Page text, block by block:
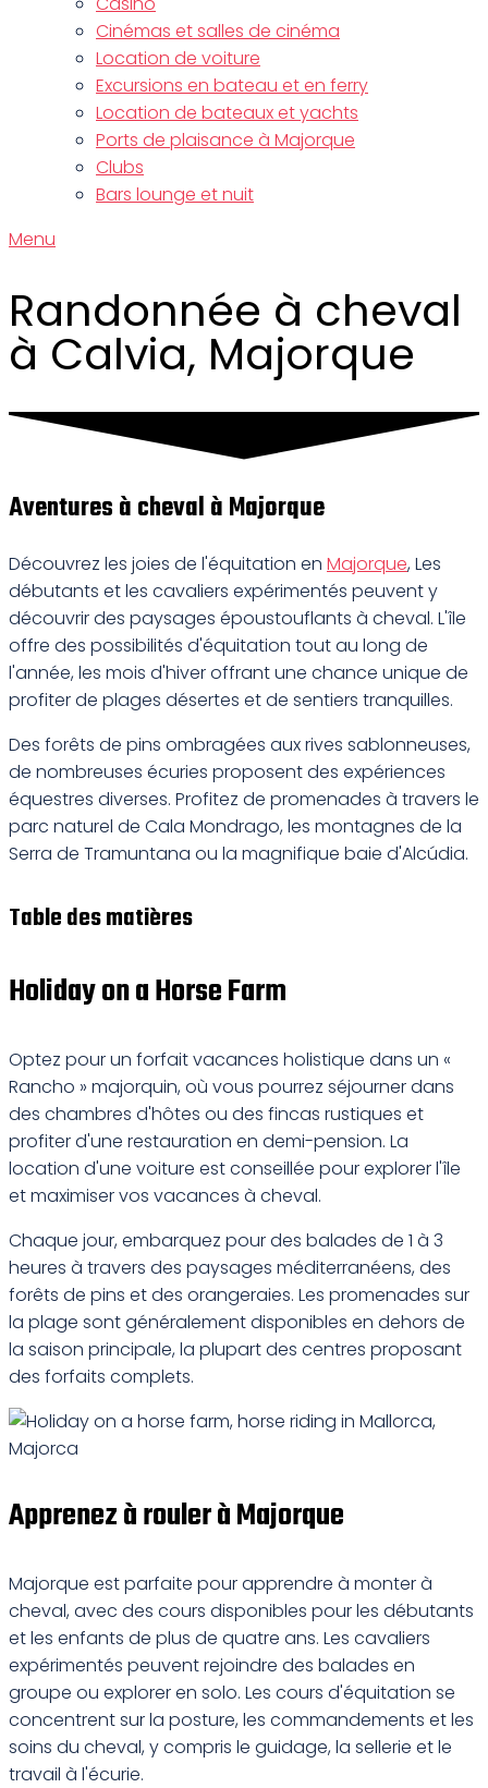
Cinémas et salles de cinéma
Location de voiture
Excursions en bateau et en ferry
Location de bateaux et yachts
Ports de plaisance à Majorque
Clubs
Bars lounge et nuit
Menu
Randonnée à cheval
à Calvia, Majorque
Aventures à cheval à Majorque
Découvrez les joies de l'équitation en Majorque, Les
débutants et les cavaliers expérimentés peuvent y
découvrir des paysages époustouflants à cheval. L'île
offre des possibilités d'équitation tout au long de
l'année, les mois d'hiver offrant une chance unique de
profiter de plages désertes et de sentiers tranquilles.
Des forêts de pins ombragées aux rives sablonneuses,
de nombreuses écuries proposent des expériences
équestres diverses. Profitez de promenades à travers le
parc naturel de Cala Mondrago, les montagnes de la
Serra de Tramuntana ou la magnifique baie d'Alcúdia.
Table des matières
Holiday on a Horse Farm
Optez pour un forfait vacances holistique dans un «
Rancho » majorquin, où vous pourrez séjourner dans
des chambres d'hôtes ou des fincas rustiques et
profiter d'une restauration en demi-pension. La
location d'une voiture est conseillée pour explorer l'île
et maximiser vos vacances à cheval.
Chaque jour, embarquez pour des balades de 1 à 3
heures à travers des paysages méditerranéens, des
forêts de pins et des orangeraies. Les promenades sur
la plage sont généralement disponibles en dehors de
la saison principale, la plupart des centres proposant
des forfaits complets.
Apprenez à rouler à Majorque
Majorque est parfaite pour apprendre à monter à
cheval, avec des cours disponibles pour les débutants
et les enfants de plus de quatre ans. Les cavaliers
expérimentés peuvent rejoindre des balades en
groupe ou explorer en solo. Les cours d'équitation se
concentrent sur la posture, les commandements et les
soins du cheval, y compris le guidage, la sellerie et le
travail à l'écurie.